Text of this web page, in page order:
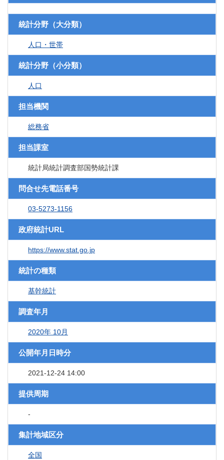
統計分野（大分類）
人口・世帯
統計分野（小分類）
人口
担当機関
総務省
担当課室
統計局統計調査部国勢統計課
問合せ先電話番号
03-5273-1156
政府統計URL
https://www.stat.go.jp
統計の種類
基幹統計
調査年月
2020年 10月
公開年月日時分
2021-12-24 14:00
提供周期
-
集計地域区分
全国